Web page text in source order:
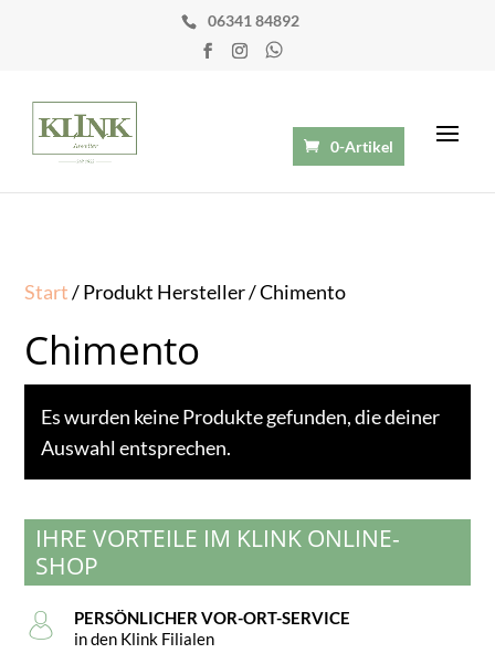
06341 84892
0-Artikel
Start/ Produkt Hersteller / Chimento
Chimento
Es wurden keine Produkte gefunden, die deiner
Auswahl entsprechen.
IHRE VORTEILE IM KLINK ONLINE-
SHOP
PERSÖNLICHER VOR-ORT-SERVICE
in den Klink Filialen